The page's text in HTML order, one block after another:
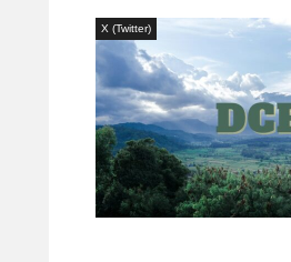
X (Twitter)